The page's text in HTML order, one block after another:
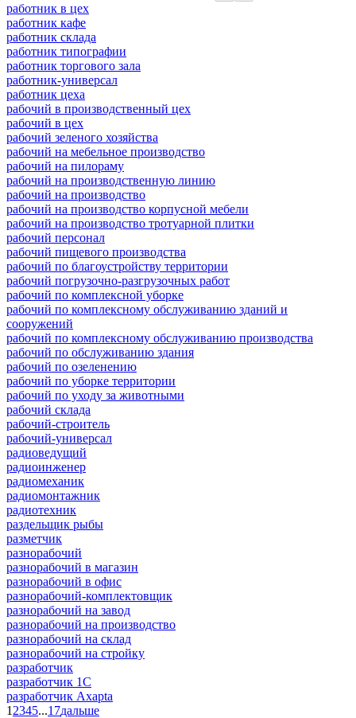
работник в цех
работник кафе
работник склада
работник типографии
работник торгового зала
работник-универсал
работник цеха
рабочий в производственный цех
рабочий в цех
рабочий зеленого хозяйства
рабочий на мебельное производство
рабочий на пилораму
рабочий на производственную линию
рабочий на производство
рабочий на производство корпусной мебели
рабочий на производство тротуарной плитки
рабочий персонал
рабочий пищевого производства
рабочий по благоустройству территории
рабочий погрузочно-разгрузочных работ
рабочий по комплексной уборке
рабочий по комплексному обслуживанию зданий и
сооружений
рабочий по комплексному обслуживанию производства
рабочий по обслуживанию здания
рабочий по озеленению
рабочий по уборке территории
рабочий по уходу за животными
рабочий склада
рабочий-строитель
рабочий-универсал
радиоведущий
радиоинженер
радиомеханик
радиомонтажник
радиотехник
раздельщик рыбы
разметчик
разнорабочий
разнорабочий в магазин
разнорабочий в офис
разнорабочий-комплектовщик
разнорабочий на завод
разнорабочий на производство
разнорабочий на склад
разнорабочий на стройку
разработчик
разработчик 1C
разработчик Axapta
1 2345...17дальше